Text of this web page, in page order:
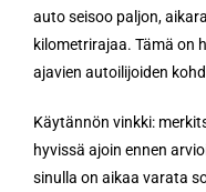
auto seisoo paljon,
kilometrirajaa. Tämä on
ajavien autoilijoiden
Käytännön vinkki:
hyvissä ajoin ennen
sinulla on aikaa varata